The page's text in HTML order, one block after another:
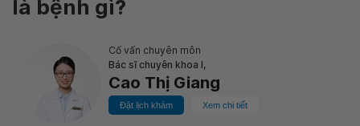
là bệnh gì?
Cố vấn chuyên môn
Bác sĩ chuyên khoa I,
Cao Thị Giang
Đặt lịch khám Xem chi tiết